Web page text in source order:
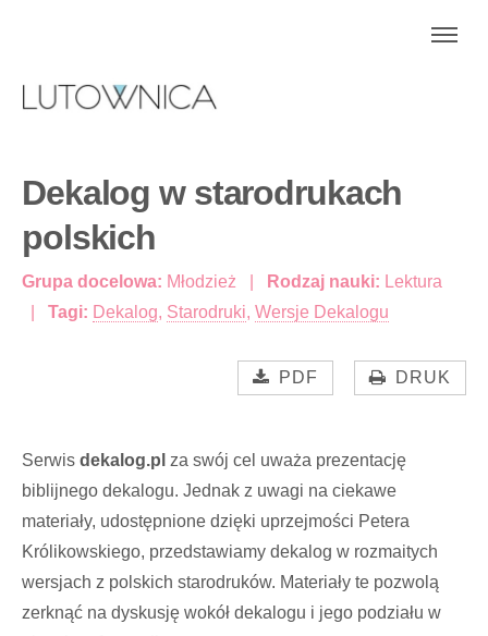
Dekalog w starodrukach
polskich
Grupa docelowa: Młodzież Rodzaj nauki: Lektura
Tagi: Dekalog, Starodruki, Wersje Dekalogu
PDF DRUK
Serwis dekalog.pl za swój cel uważa prezentację
biblijnego dekalogu. Jednak z uwagi na ciekawe
materiały, udostępnione dzięki uprzejmości Petera
Królikowskiego, przedstawiamy dekalog w rozmaitych
wersjach z polskich starodruków. Materiały te pozwolą
zerknąć na dyskusję wokół dekalogu i jego podziału w